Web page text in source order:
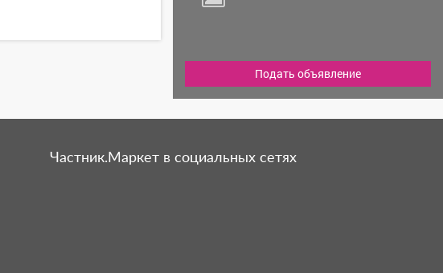
Подать объявление
Частник.Маркет в социальных сетях